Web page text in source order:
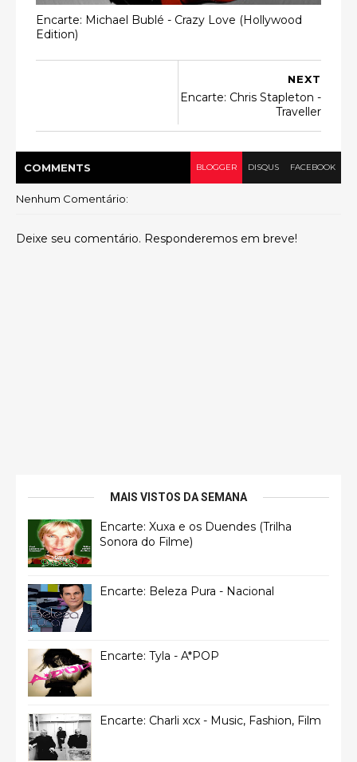
Encarte: Michael Bublé - Crazy Love (Hollywood
Edition)
NEXT
Encarte: Chris Stapleton -
Traveller
COMMENTS BLOGGER DISQUS FACEBOOK
Nenhum Comentário:
Deixe seu comentário. Responderemos em breve!
MAIS VISTOS DA SEMANA
Encarte: Xuxa e os Duendes (Trilha
Sonora do Filme)
Encarte: Beleza Pura - Nacional
Encarte: Tyla - A*POP
Encarte: Charli xcx - Music, Fashion, Film